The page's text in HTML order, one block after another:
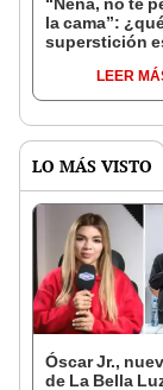
la cama”:
superstición
Enanitos
LEER
LO MÁS VISTO
Óscar Jr.,
de La Bella